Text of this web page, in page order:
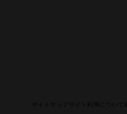
サイト利用について